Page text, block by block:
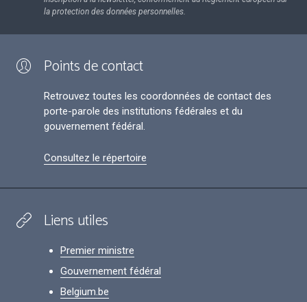
la protection des données personnelles.
Points de contact
Retrouvez toutes les coordonnées de contact des
porte-parole des institutions fédérales et du
gouvernement fédéral.
Consultez le répertoire
Liens utiles
Premier ministre
Gouvernement fédéral
Belgium.be